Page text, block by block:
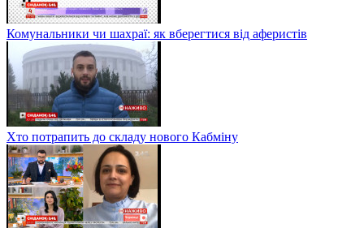
Комунальники чи шахраї: як вберегтися від аферистів
Хто потрапить до складу нового Кабміну